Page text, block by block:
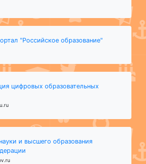
"Российское образование"
цифровых образовательных
и высшего образования